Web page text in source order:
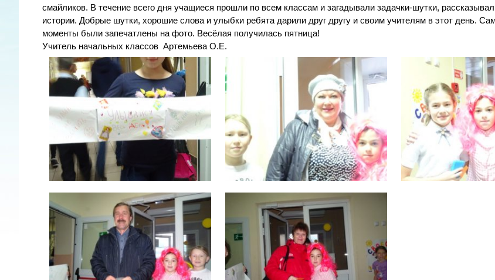
смайликов. В течение всего дня учащиеся прошли по всем классам и загадывали задачки-шутки,
истории. Добрые шутки, хорошие слова и улыбки ребята дарили друг другу и своим учителям в этот день.
моменты были запечатлены на фото. Весёлая получилась пятница!
Учитель начальных классов Артемьева О.Е.